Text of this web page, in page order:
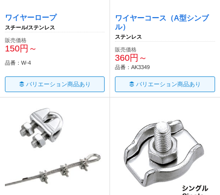
ワイヤーロープ
スチール/ステンレス
販売価格
150円～
品番：W-4
バリエーション商品あり
ワイヤーコース（A型シンブ
ル）
ステンレス
販売価格
360円～
品番：AK3349
バリエーション商品あり